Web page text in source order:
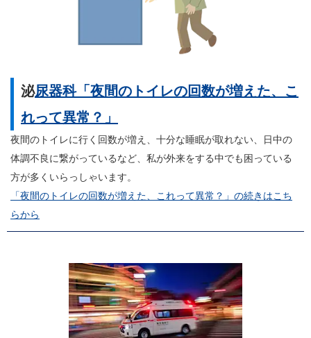
泌尿器科「夜間のトイレの回数が増えた、こ
れって異常？」
夜間のトイレに行く回数が増え、十分な睡眠が取れない、日中の
体調不良に繋がっているなど、私が外来をする中でも困っている
方が多くいらっしゃいます。
「夜間のトイレの回数が増えた、これって異常？」の続きはこち
らから